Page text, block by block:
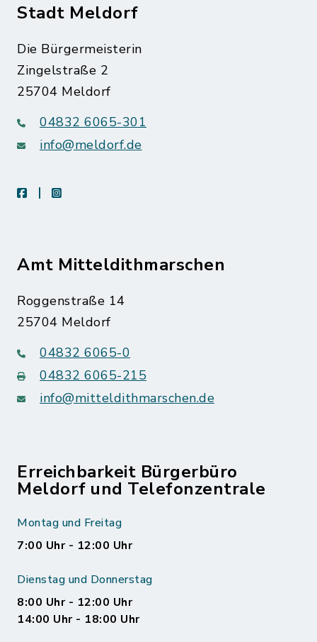
Stadt Meldorf
Die Bürgermeisterin
Zingelstraße 2
25704 Meldorf
04832 6065-301
info@meldorf.de
facebookinstagram
Amt Mitteldithmarschen
Roggenstraße 14
25704 Meldorf
04832 6065-0
04832 6065-215
info@mitteldithmarschen.de
Erreichbarkeit Bürgerbüro
Meldorf und Telefonzentrale
Montag und Freitag
7:00 Uhr - 12:00 Uhr
Dienstag und Donnerstag
8:00 Uhr - 12:00 Uhr
14:00 Uhr - 18:00 Uhr